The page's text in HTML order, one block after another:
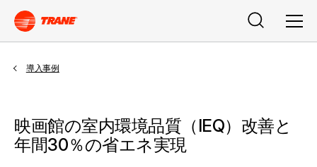
検索 メ
導入事例
映画館の室内環境品質（IEQ）改善と
年間30％の省エネ実現